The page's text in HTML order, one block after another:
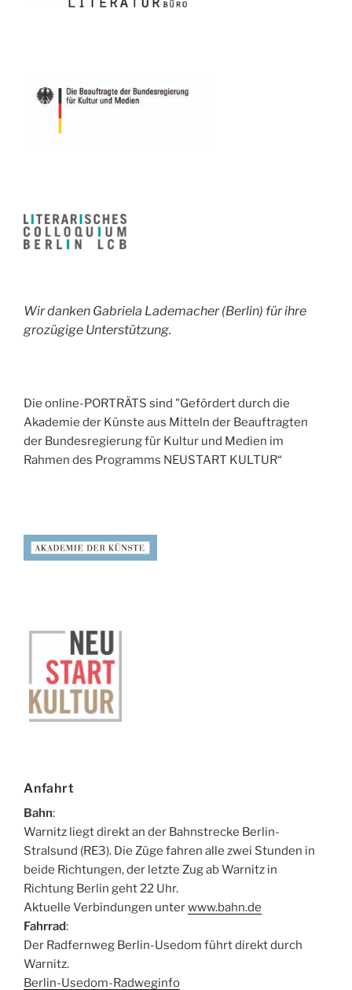
Wir danken Gabriela Lademacher (Berlin) für ihre
grozügige Unterstützung.
Die online-PORTRÄTS sind "Gefördert durch die
Akademie der Künste aus Mitteln der Beauftragten
der Bundesregierung für Kultur und Medien im
Rahmen des Programms NEUSTART KULTUR“
Anfahrt
Bahn:
Warnitz liegt direkt an der Bahnstrecke Berlin-
Stralsund (RE3). Die Züge fahren alle zwei Stunden in
beide Richtungen, der letzte Zug ab Warnitz in
Richtung Berlin geht 22 Uhr.
Aktuelle Verbindungen unterwww.bahn.de
Fahrrad:
Der Radfernweg Berlin-Usedom führt direkt durch
Warnitz.
Berlin-Usedom-Radweginfo